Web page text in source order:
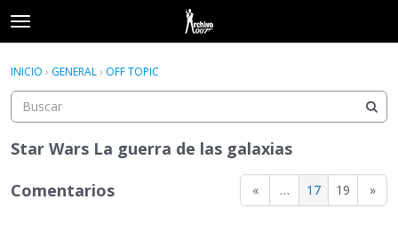
t
o
g
e
m
e
u
Acceder
Acceder Registrarse
INICIO › GENERAL› OFF TOPIC
Star Wars La guerra de las galaxias
« … 17 19 »
Comentarios